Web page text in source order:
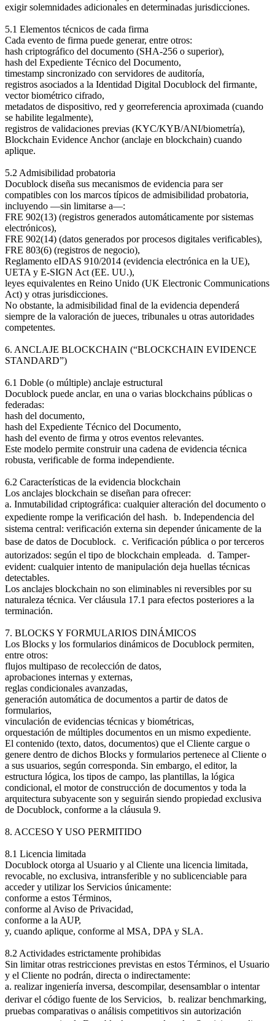
exigir solemnidades adicionales en determinadas jurisdicciones.
5.1 Elementos técnicos de cada firma
Cada evento de firma puede generar, entre otros:
hash criptográfico del documento (SHA-256 o superior),
hash del Expediente Técnico del Documento,
timestamp sincronizado con servidores de auditoría,
registros asociados a la Identidad Digital Docublock del firmante,
vector biométrico cifrado,
metadatos de dispositivo, red y georreferencia aproximada (cuando
se habilite legalmente),
registros de validaciones previas (KYC/KYB/ANI/biometría),
Blockchain Evidence Anchor (anclaje en blockchain) cuando
aplique.
5.2 Admisibilidad probatoria
Docublock diseña sus mecanismos de evidencia para ser
compatibles con los marcos típicos de admisibilidad probatoria,
incluyendo —sin limitarse a—:
FRE 902(13) (registros generados automáticamente por sistemas
electrónicos),
FRE 902(14) (datos generados por procesos digitales verificables),
FRE 803(6) (registros de negocio),
Reglamento eIDAS 910/2014 (evidencia electrónica en la UE),
UETA y E-SIGN Act (EE. UU.),
leyes equivalentes en Reino Unido (UK Electronic Communications
Act) y otras jurisdicciones.
No obstante, la admisibilidad final de la evidencia dependerá
siempre de la valoración de jueces, tribunales u otras autoridades
competentes.
6. ANCLAJE BLOCKCHAIN (“BLOCKCHAIN EVIDENCE
STANDARD”)
6.1 Doble (o múltiple) anclaje estructural
Docublock puede anclar, en una o varias blockchains públicas o
federadas:
hash del documento,
hash del Expediente Técnico del Documento,
hash del evento de firma y otros eventos relevantes.
Este modelo permite construir una cadena de evidencia técnica
robusta, verificable de forma independiente.
6.2 Características de la evidencia blockchain
Los anclajes blockchain se diseñan para ofrecer:
a. Inmutabilidad criptográfica: cualquier alteración del documento o
expediente rompe la verificación del hash. b. Independencia del
sistema central: verificación externa sin depender únicamente de la
base de datos de Docublock. c. Verificación pública o por terceros
autorizados: según el tipo de blockchain empleada. d. Tamper-
evident: cualquier intento de manipulación deja huellas técnicas
detectables.
Los anclajes blockchain no son eliminables ni reversibles por su
naturaleza técnica. Ver cláusula 17.1 para efectos posteriores a la
terminación.
7. BLOCKS Y FORMULARIOS DINÁMICOS
Los Blocks y los formularios dinámicos de Docublock permiten,
entre otros:
flujos multipaso de recolección de datos,
aprobaciones internas y externas,
reglas condicionales avanzadas,
generación automática de documentos a partir de datos de
formularios,
vinculación de evidencias técnicas y biométricas,
orquestación de múltiples documentos en un mismo expediente.
El contenido (texto, datos, documentos) que el Cliente cargue o
genere dentro de dichos Blocks y formularios pertenece al Cliente o
a sus usuarios, según corresponda. Sin embargo, el editor, la
estructura lógica, los tipos de campo, las plantillas, la lógica
condicional, el motor de construcción de documentos y toda la
arquitectura subyacente son y seguirán siendo propiedad exclusiva
de Docublock, conforme a la cláusula 9.
8. ACCESO Y USO PERMITIDO
8.1 Licencia limitada
Docublock otorga al Usuario y al Cliente una licencia limitada,
revocable, no exclusiva, intransferible y no sublicenciable para
acceder y utilizar los Servicios únicamente:
conforme a estos Términos,
conforme al Aviso de Privacidad,
conforme a la AUP,
y, cuando aplique, conforme al MSA, DPA y SLA.
8.2 Actividades estrictamente prohibidas
Sin limitar otras restricciones previstas en estos Términos, el Usuario
y el Cliente no podrán, directa o indirectamente:
a. realizar ingeniería inversa, descompilar, desensamblar o intentar
derivar el código fuente de los Servicios, b. realizar benchmarking,
pruebas comparativas o análisis competitivos sin autorización